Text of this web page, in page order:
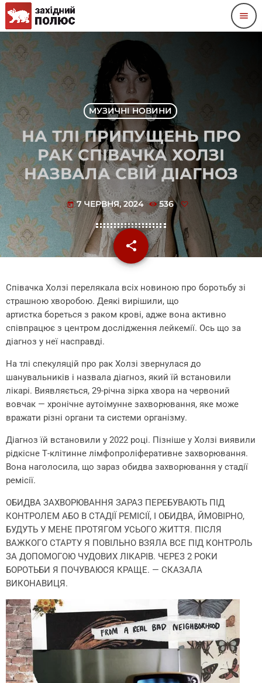
menu
МУЗИЧНІ НОВИНИ
НА ТЛІ ПРИПУЩЕНЬ ПРО
РАК СПІВАЧКА ХОЛЗІ
НАЗВАЛА СВІЙ ДІАГНОЗ
today 7 ЧЕРВНЯ, 2024 536
share
email
Співачка Холзі перелякала всіх новиною про боротьбу зі
страшною хворобою. Деякі вирішили, що
артистка бореться з раком крові, адже вона активно
співпрацює з центром дослідження лейкемії. Ось що за
діагноз у неї насправді.
На тлі спекуляцій про рак Холзі звернулася до
шанувальників і назвала діагноз, який їй встановили
лікарі. Виявляється, 29-річна зірка хвора на червоний
вовчак — хронічне аутоімунне захворювання, яке може
вражати різні органи та системи організму.
Діагноз їй встановили у 2022 році. Пізніше у Холзі виявили
рідкісне Т-клітинне лімфопроліферативне захворювання.
Вона наголосила, що зараз обидва захворювання у стадії
ремісії.
ОБИДВА ЗАХВОРЮВАННЯ ЗАРАЗ ПЕРЕБУВАЮТЬ ПІД
КОНТРОЛЕМ АБО В СТАДІЇ РЕМІСІЇ, І ОБИДВА, ЙМОВІРНО,
БУДУТЬ У МЕНЕ ПРОТЯГОМ УСЬОГО ЖИТТЯ. ПІСЛЯ
ВАЖКОГО СТАРТУ Я ПОВІЛЬНО ВЗЯЛА ВСЕ ПІД КОНТРОЛЬ
ЗА ДОПОМОГОЮ ЧУДОВИХ ЛІКАРІВ. ЧЕРЕЗ 2 РОКИ
БОРОТЬБИ Я ПОЧУВАЮСЯ КРАЩЕ. — СКАЗАЛА
ВИКОНАВИЦЯ.